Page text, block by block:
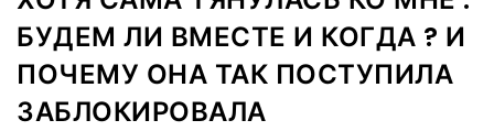
БУДЕМ ЛИ ВМЕСТЕ И КОГДА ? И
ПОЧЕМУ ОНА ТАК ПОСТУПИЛА
ЗАБЛОКИРОВАЛА